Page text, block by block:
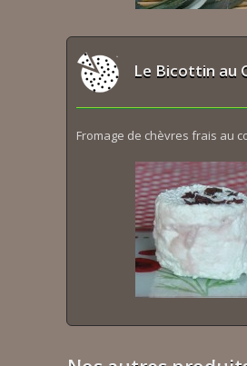
Le Bicottin au
Fromage de chèvres frais au